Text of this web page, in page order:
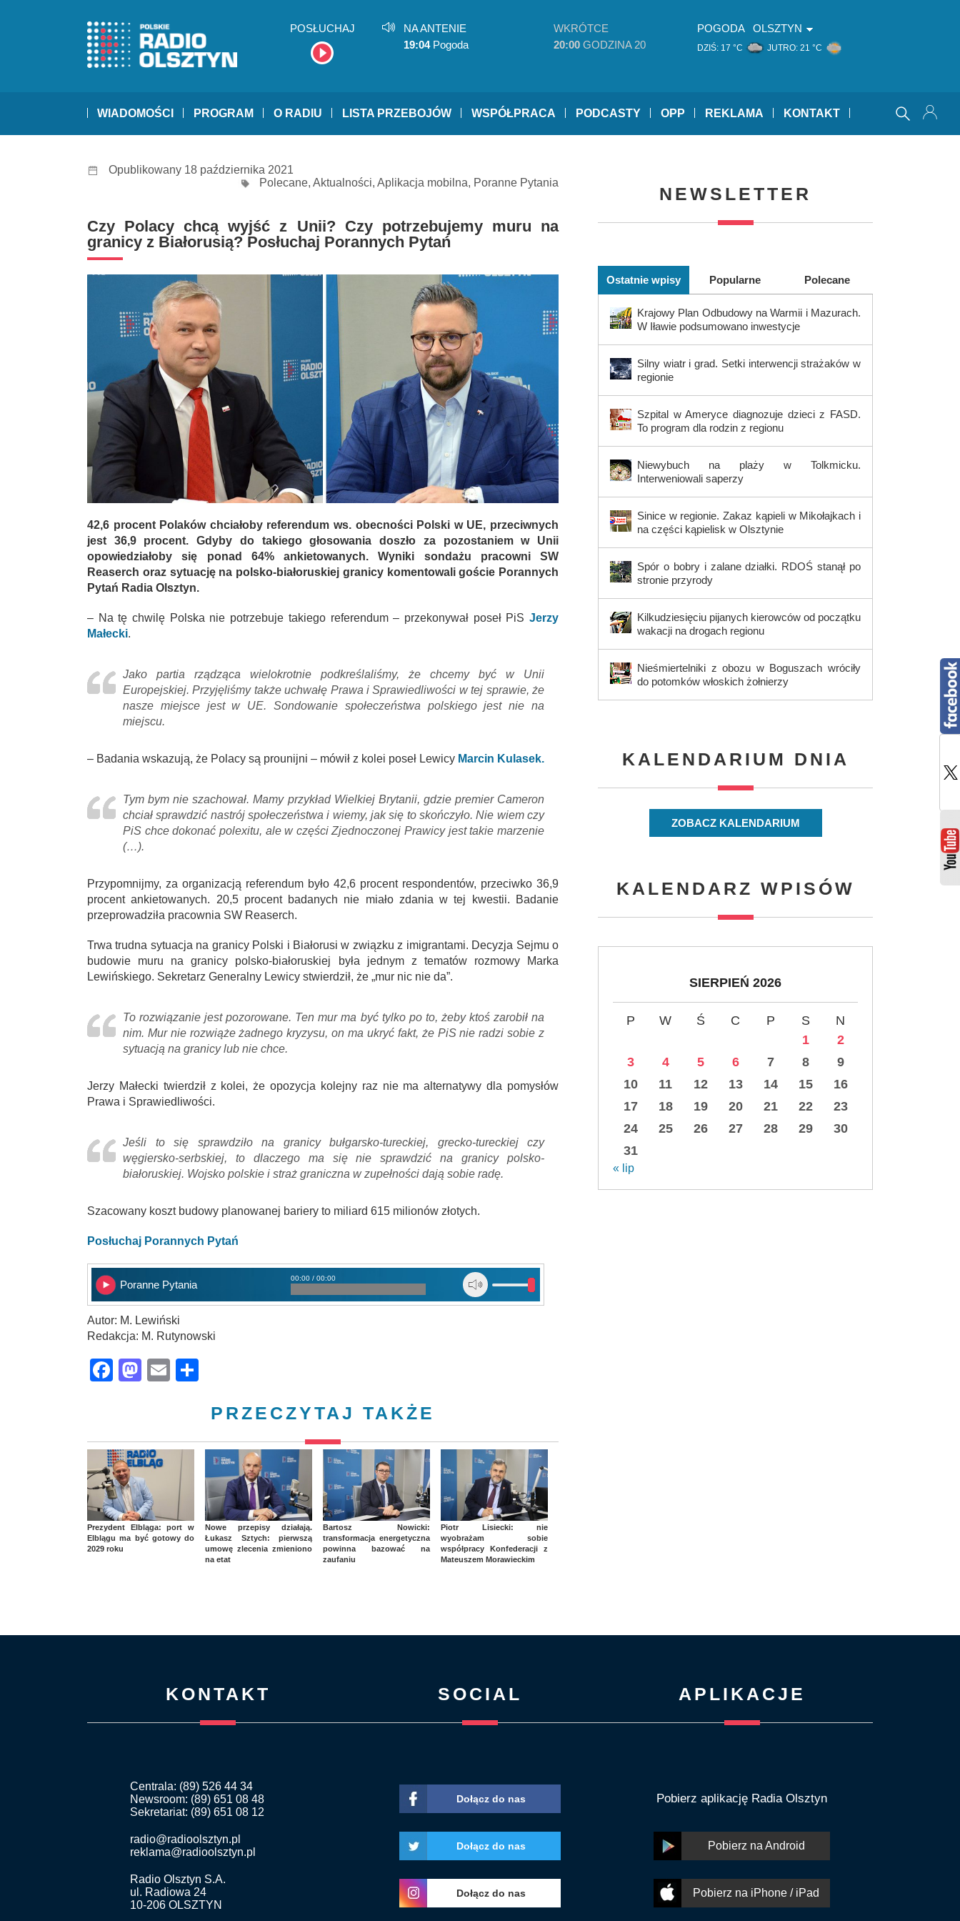
POSŁUCHAJ
NA ANTENIE
19:04Pogoda
WKRÓTCE
20:00 GODZINA 20
POGODA OLSZTYN
DZIŚ: 17 °C JUTRO: 21 °C
WIADOMOŚCI PROGRAM O RADIU LISTA PRZEBOJÓW WSPÓŁPRACA PODCASTY OPP REKLAMA KONTAKT
Opublikowany 18 października 2021
Polecane, Aktualności, Aplikacja mobilna, Poranne Pytania
Czy Polacy chcą wyjść z Unii? Czy potrzebujemy muru na
granicy z Białorusią? Posłuchaj Porannych Pytań
42,6 procent Polaków chciałoby referendum ws. obecności Polski w UE, przeciwnych
jest 36,9 procent. Gdyby do takiego głosowania doszło za pozostaniem w Unii
opowiedziałoby się ponad 64% ankietowanych. Wyniki sondażu pracowni SW
Reaserch oraz sytuację na polsko-białoruskiej granicy komentowali goście Porannych
Pytań Radia Olsztyn.
– Na tę chwilę Polska nie potrzebuje takiego referendum – przekonywał poseł PiS Jerzy
Małecki.
Jako partia rządząca wielokrotnie podkreślaliśmy, że chcemy być w Unii
Europejskiej. Przyjęliśmy także uchwałę Prawa i Sprawiedliwości w tej sprawie, że
nasze miejsce jest w UE. Sondowanie społeczeństwa polskiego jest nie na
miejscu.
– Badania wskazują, że Polacy są prounijni – mówił z kolei poseł Lewicy Marcin Kulasek.
Tym bym nie szachował. Mamy przykład Wielkiej Brytanii, gdzie premier Cameron
chciał sprawdzić nastrój społeczeństwa i wiemy, jak się to skończyło. Nie wiem czy
PiS chce dokonać polexitu, ale w części Zjednoczonej Prawicy jest takie marzenie
(…).
Przypomnijmy, za organizacją referendum było 42,6 procent respondentów, przeciwko 36,9
procent ankietowanych. 20,5 procent badanych nie miało zdania w tej kwestii. Badanie
przeprowadziła pracownia SW Reaserch.
Trwa trudna sytuacja na granicy Polski i Białorusi w związku z imigrantami. Decyzja Sejmu o
budowie muru na granicy polsko-białoruskiej była jednym z tematów rozmowy Marka
Lewińskiego. Sekretarz Generalny Lewicy stwierdził, że „mur nic nie da”.
To rozwiązanie jest pozorowane. Ten mur ma być tylko po to, żeby ktoś zarobił na
nim. Mur nie rozwiąże żadnego kryzysu, on ma ukryć fakt, że PiS nie radzi sobie z
sytuacją na granicy lub nie chce.
Jerzy Małecki twierdził z kolei, że opozycja kolejny raz nie ma alternatywy dla pomysłów
Prawa i Sprawiedliwości.
Jeśli to się sprawdziło na granicy bułgarsko-tureckiej, grecko-tureckiej czy
węgiersko-serbskiej, to dlaczego ma się nie sprawdzić na granicy polsko-
białoruskiej. Wojsko polskie i straż graniczna w zupełności dają sobie radę.
Szacowany koszt budowy planowanej bariery to miliard 615 milionów złotych.
Posłuchaj Porannych Pytań
Poranne Pytania
00:00 / 00:00
Autor: M. Lewiński
Redakcja: M. Rutynowski
Facebook
Mastodon
Email
PRZECZYTAJ TAKŻE
Prezydent Elbląga: port w
Elblągu ma być gotowy do
2029 roku
Nowe przepisy działają.
Łukasz Sztych: pierwszą
umowę zlecenia zmieniono
na etat
Bartosz Nowicki:
transformacja energetyczna
powinna bazować na
zaufaniu
Piotr Lisiecki: nie
wyobrażam sobie
współpracy Konfederacji z
Mateuszem Morawieckim
NEWSLETTER
Ostatnie wpisy Popularne Polecane
Krajowy Plan Odbudowy na Warmii i Mazurach.
W Iławie podsumowano inwestycje
Silny wiatr i grad. Setki interwencji strażaków w
regionie
Szpital w Ameryce diagnozuje dzieci z FASD.
To program dla rodzin z regionu
Niewybuch na plaży w Tolkmicku.
Interweniowali saperzy
Sinice w regionie. Zakaz kąpieli w Mikołajkach i
na części kąpielisk w Olsztynie
Spór o bobry i zalane działki. RDOŚ stanął po
stronie przyrody
Kilkudziesięciu pijanych kierowców od początku
wakacji na drogach regionu
Nieśmiertelniki z obozu w Boguszach wróciły
do potomków włoskich żołnierzy
KALENDARIUM DNIA
ZOBACZ KALENDARIUM
KALENDARZ WPISÓW
SIERPIEŃ 2026
P W Ś C P S
N
1
2
3
4 5 6 7 8
9
10
11 12 13 14 15
16
17
18 19 20 21 22
23
24
25 26 27 28 29
30
31
« lip
KONTAKT
Centrala: (89) 526 44 34
Newsroom: (89) 651 08 48
Sekretariat: (89) 651 08 12
radio@radioolsztyn.pl
reklama@radioolsztyn.pl
Radio Olsztyn S.A.
ul. Radiowa 24
10-206 OLSZTYN
SOCIAL
Dołącz do nas
Dołącz do nas
Dołącz do nas
APLIKACJE
Pobierz aplikację Radia Olsztyn
Pobierz na Android
Pobierz na iPhone / iPad